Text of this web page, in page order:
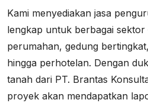
Kami menyediakan jasa
lengkap untuk berbagai
perumahan, gedung
hingga perhotelan. Dengan
tanah dari PT. Brantas
proyek akan mendapatkan